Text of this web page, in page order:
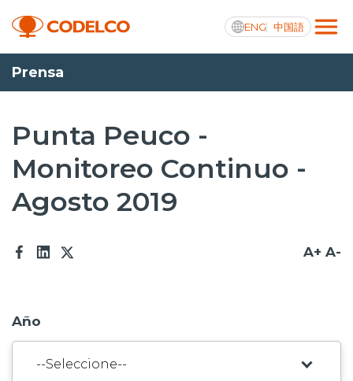
ENG 中国語
Transparencia activa
Nosotros
Operaciones
Inversionistas
Prensa
Prensa
Punta Peuco -
Monitoreo Continuo -
Agosto 2019
A+ A-
Año